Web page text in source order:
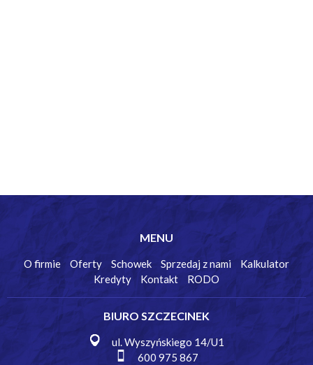
MENU
O firmie Oferty Schowek Sprzedaj z nami
Kalkulator
Kredyty
Kontakt RODO
BIURO SZCZECINEK
ul. Wyszyńskiego 14/U1
600 975 867